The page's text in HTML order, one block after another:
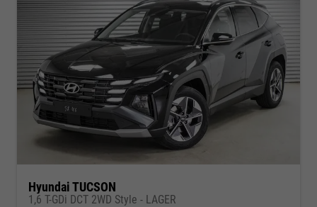
Hyundai TUCSON
1,6 T-GDi DCT 2WD Style - LAGER